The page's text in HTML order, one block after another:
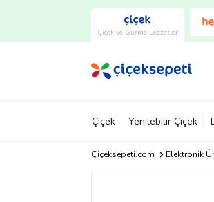
Çiçek ve Gurme Lezzetler
Çiçek Yenilebilir Çiçek
Çiçeksepeti.com Elektronik